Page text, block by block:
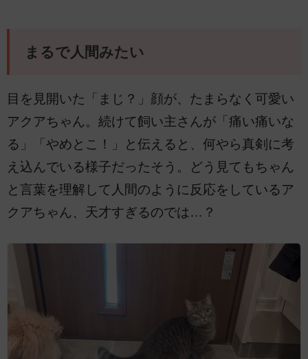
まるで人間みたい
目を見開いた「まじ？」顔が、たまらなく可愛い
アクアちゃん。続けて飼い主さんが「痛い痛いな
る」「やめとこ！」と伝えると、何やら真剣に考
え込んでいる様子だったそう。どう見てもちゃん
と言葉を理解して人間のように反応をしているア
クアちゃん、天才すぎるのでは…？